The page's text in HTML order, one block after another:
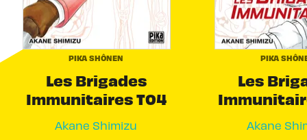
PIKA SHÔNEN
Les Brigades
Immunitaires T04
Akane Shimizu
PIKA
Les
Akane